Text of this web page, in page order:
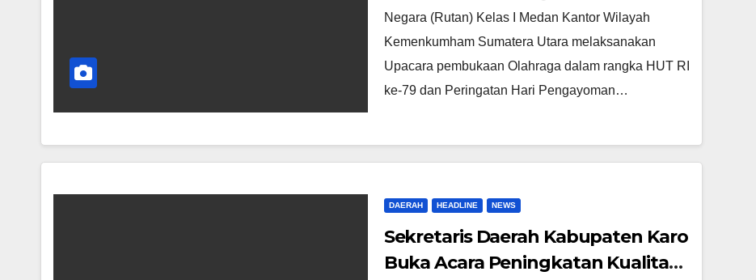
Negara (Rutan) Kelas I Medan Kantor Wilayah
Kemenkumham Sumatera Utara melaksanakan
Upacara pembukaan Olahraga dalam rangka HUT RI
ke-79 dan Peringatan Hari Pengayoman…
DAERAH HEADLINE NEWS
Sekretaris Daerah Kabupaten Karo
Buka Acara Peningkatan Kualitas